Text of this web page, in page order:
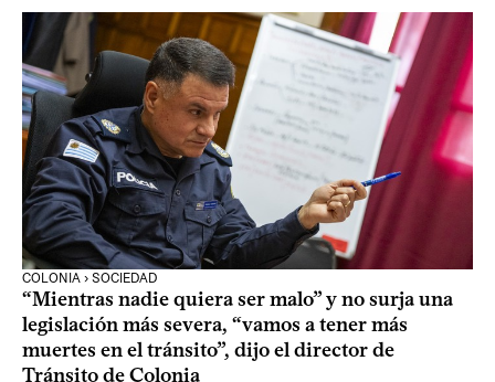
COLONIA › SOCIEDAD
“Mientras nadie quiera ser malo” y no surja una
legislación más severa, “vamos a tener más
muertes en el tránsito”, dijo el director de
Tránsito de Colonia